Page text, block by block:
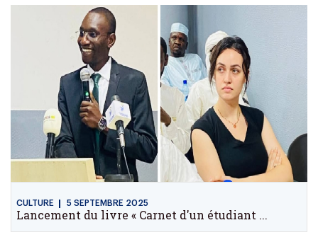
CULTURE 5 SEPTEMBRE 2025
Lancement du livre « Carnet d'un étudiant ...